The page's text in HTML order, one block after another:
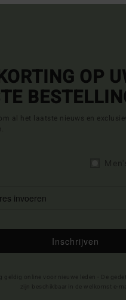
OP
al het laatste nieuws en
Inschrijven